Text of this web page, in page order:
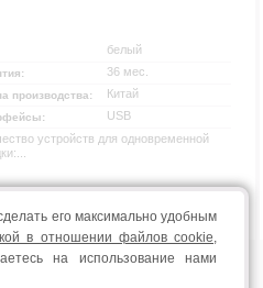
белый
36 мес.
производства: Китай
USB
устройств для одновременной
сегодня
его максимально удобным
в отношении файлов cookie,
на использование нами